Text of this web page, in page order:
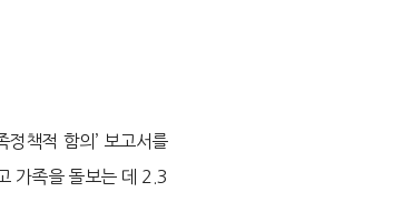
책적 함의’ 보고서를
가족을 돌보는 데 2.3